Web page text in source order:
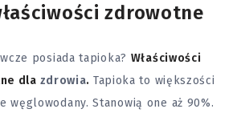
zdrowotne
posiada tapioka? Właściwości
dla zdrowia. Tapioka to większości
węglowodany. Stanowią one aż 90%.